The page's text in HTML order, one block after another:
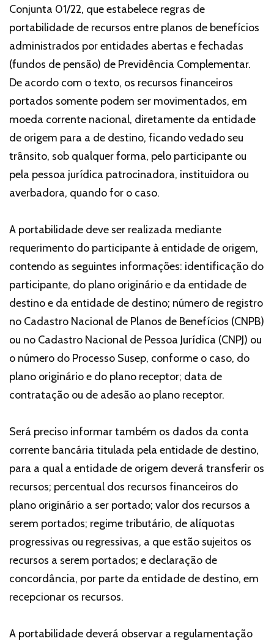
Conjunta 01/22, que estabelece regras de
portabilidade de recursos entre planos de benefícios
administrados por entidades abertas e fechadas
(fundos de pensão) de Previdência Complementar.
De acordo com o texto, os recursos financeiros
portados somente podem ser movimentados, em
moeda corrente nacional, diretamente da entidade
de origem para a de destino, ficando vedado seu
trânsito, sob qualquer forma, pelo participante ou
pela pessoa jurídica patrocinadora, instituidora ou
averbadora, quando for o caso.
A portabilidade deve ser realizada mediante
requerimento do participante à entidade de origem,
contendo as seguintes informações: identificação do
participante, do plano originário e da entidade de
destino e da entidade de destino; número de registro
no Cadastro Nacional de Planos de Benefícios (CNPB)
ou no Cadastro Nacional de Pessoa Jurídica (CNPJ) ou
o número do Processo Susep, conforme o caso, do
plano originário e do plano receptor; data de
contratação ou de adesão ao plano receptor.
Será preciso informar também os dados da conta
corrente bancária titulada pela entidade de destino,
para a qual a entidade de origem deverá transferir os
recursos; percentual dos recursos financeiros do
plano originário a ser portado; valor dos recursos a
serem portados; regime tributário, de alíquotas
progressivas ou regressivas, a que estão sujeitos os
recursos a serem portados; e declaração de
concordância, por parte da entidade de destino, em
recepcionar os recursos.
A portabilidade deverá observar a regulamentação